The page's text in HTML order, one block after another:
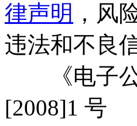
律声明 ，风
违法和不良
《电子公
[2008]1 号